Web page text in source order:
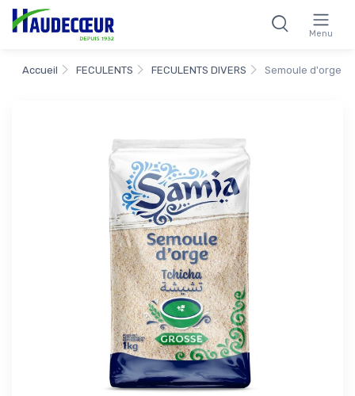
Menu
Accueil FECULENTS FECULENTS DIVERS Semoule d'orge